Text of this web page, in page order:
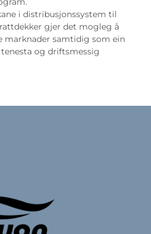
i distribusjonssystem til
gjer det mogleg å
marknader samtidig som ein
og driftsmessig